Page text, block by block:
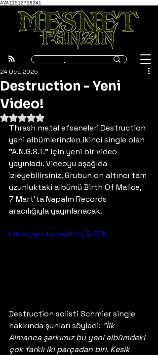
AW-11512718241
Destruction - Yeni
Video!
24 Oca 2025
5 üzerinden NaN yıldız
Thrash metal efsaneleri Destruction
yeni albümlerinden ikinci single olan
"A.N.G.S.T." için yeni bir video
yayınladı. Videoyu aşağıda
izleyebilirsiniz. Grubun on altıncı tam
uzunluktaki albümü Birth Of Malice,
7 Mart'ta Napalm Records
aracılığıyla yayınlanacak.
https://youtu.be/iY-YryTp3Z8
Destruction solisti Schmier single
hakkında şunları söyledi: "İlk
Almanca şarkımız bu yeni albümdeki
çok farklı iki parçadan biri. Kesik